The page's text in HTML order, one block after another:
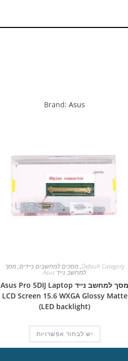
Brand: Asus
Default Category
,מסכים למחשבים ניידים,מסך
למחשב נייד Asus
מסך למחשב נייד Asus Pro 5DIJ Laptop
LCD Screen 15.6 WXGA Glossy Matte
(LED backlight)
יש לבחור אפשרויות